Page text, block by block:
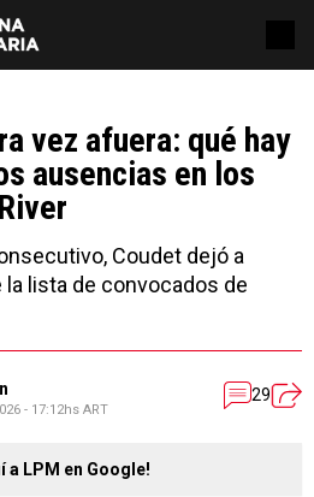
vez afuera: qué hay
ausencias en los
Coudet dejó a
la lista de convocados de
- 17:12hs ART
29
a LPM en Google!